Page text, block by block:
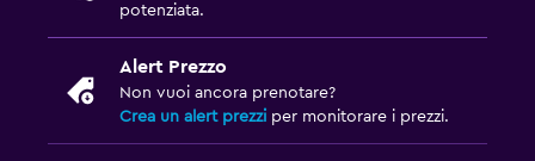
potenziata.
Alert Prezzo
Non vuoi ancora prenotare?
Crea un alert prezzi per monitorare i prezzi.